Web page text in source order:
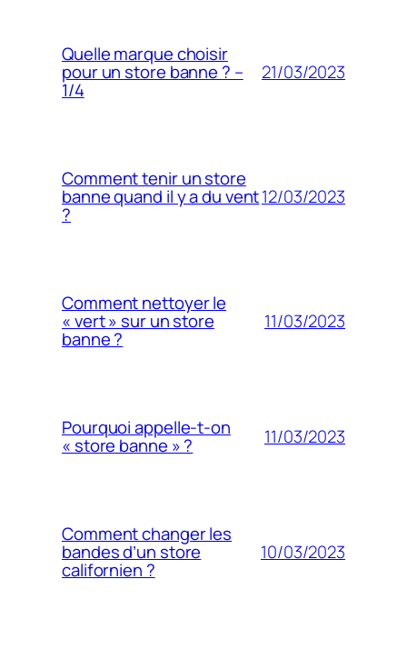
Quelle marque choisir
pour un store banne ? –
1/4
21/03/2023
Comment tenir un store
banne quand il y a du vent
?
12/03/2023
Comment nettoyer le
« vert » sur un store
banne ?
11/03/2023
Pourquoi appelle-t-on
« store banne » ? 11/03/2023
Comment changer les
bandes d’un store
californien ?
10/03/2023